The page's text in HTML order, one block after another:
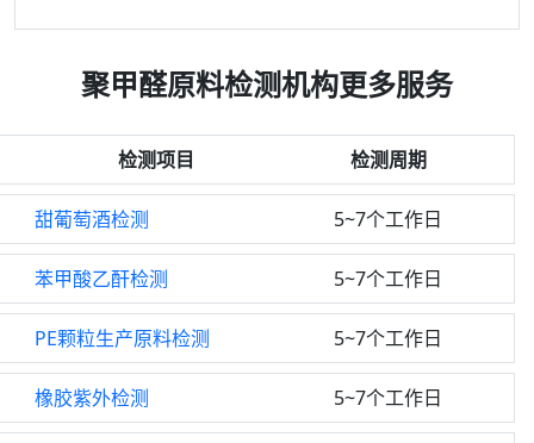
聚甲醛原料检测机构更多服务
检测项目 检测周期
甜葡萄酒检测 5~7个工作日
苯甲酸乙酐检测 5~7个工作日
PE颗粒生产原料检测 5~7个工作日
橡胶紫外检测 5~7个工作日